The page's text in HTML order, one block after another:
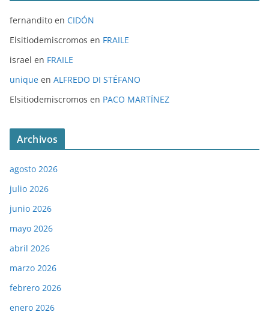
fernandito en CIDÓN
Elsitiodemiscromos en FRAILE
israel en FRAILE
unique en ALFREDO DI STÉFANO
Elsitiodemiscromos en PACO MARTÍNEZ
Archivos
agosto 2026
julio 2026
junio 2026
mayo 2026
abril 2026
marzo 2026
febrero 2026
enero 2026